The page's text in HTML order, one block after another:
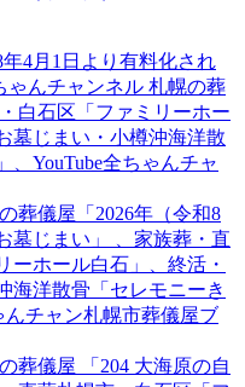
4月1日より有料化され
ゃんチャンネル 札幌の葬
白石区「ファミリーホー
墓じまい・小樽沖海洋散
YouTube全ちゃんチャ
葬儀屋「2026年（令和8
じまい」 、家族葬・直
ーホール白石」、終活・
海洋散骨「セレモニーき
んチャン札幌市葬儀屋ブ
葬儀屋 「204 大海原の自